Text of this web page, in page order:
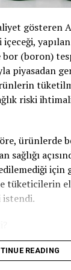
tartışmalar
da
yeniden
öncesinde
söylemleri için
Bazı
çok yönlü
#suisse
gösteren
içeceği,
bor (boron)
piyasadan
riski
ürünlerde
sağlığı
için
tüketicilerin
toprak
READING